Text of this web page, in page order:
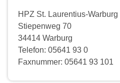
HPZ St. Laurentius-Warburg
Stiepenweg 70
34414 Warburg
Telefon: 05641 93 0
Faxnummer: 05641 93 101